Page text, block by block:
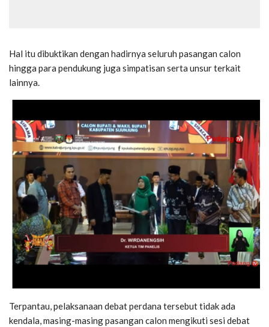
Hal itu dibuktikan dengan hadirnya seluruh pasangan calon
hingga para pendukung juga simpatisan serta unsur terkait
lainnya.
Terpantau, pelaksanaan debat perdana tersebut tidak ada
kendala, masing-masing pasangan calon mengikuti sesi debat